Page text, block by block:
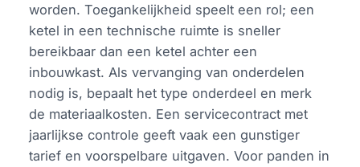
worden. Toegankelijkheid speelt een rol; een
ketel in een technische ruimte is sneller
bereikbaar dan een ketel achter een
inbouwkast. Als vervanging van onderdelen
nodig is, bepaalt het type onderdeel en merk
de materiaalkosten. Een servicecontract met
jaarlijkse controle geeft vaak een gunstiger
tarief en voorspelbare uitgaven. Voor panden in